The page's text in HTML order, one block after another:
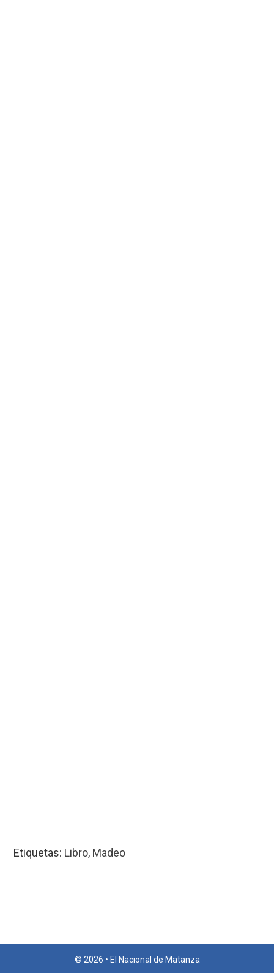
Etiquetas: Libro, Madeo
© 2026 • El Nacional de Matanza